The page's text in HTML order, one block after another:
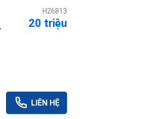
H26813
20 triệu
LIÊN HỆ